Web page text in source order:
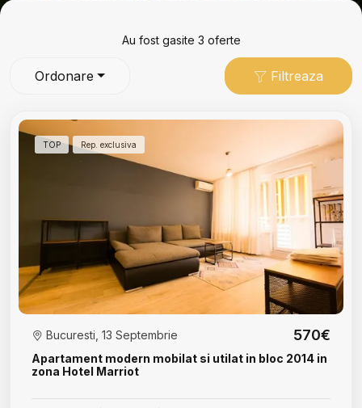
Au fost gasite 3 oferte
Ordonare Filtreaza
TOP Rep. exclusiva
Apartament modern mobilat si utilat in bloc 2014 in
zona Hotel Marriot
Bucuresti, 13 Septembrie 570€